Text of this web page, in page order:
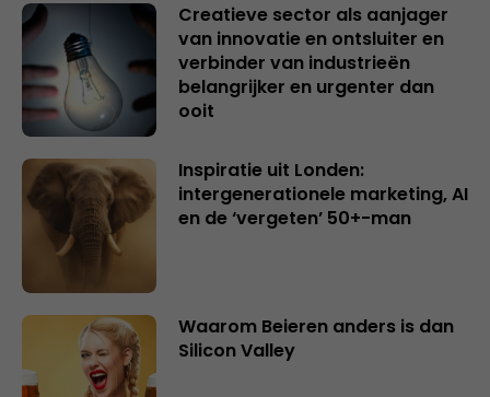
Creatieve sector als aanjager
van innovatie en ontsluiter en
verbinder van industrieën
belangrijker en urgenter dan
ooit
Inspiratie uit Londen:
intergenerationele marketing, AI
en de ‘vergeten’ 50+-man
Waarom Beieren anders is dan
Silicon Valley